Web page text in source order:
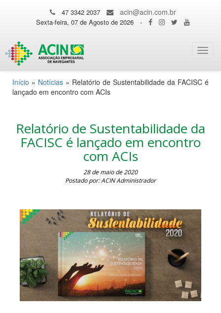
47 3342 2037 acin@acin.com.br
Sexta-feira, 07 de Agosto de 2026 -
Início » Notícias » Relatório de Sustentabilidade da FACISC é
lançado em encontro com ACIs
Relatório de Sustentabilidade da
FACISC é lançado em encontro
com ACIs
28 de maio de 2020
Postado por: ACIN Administrador